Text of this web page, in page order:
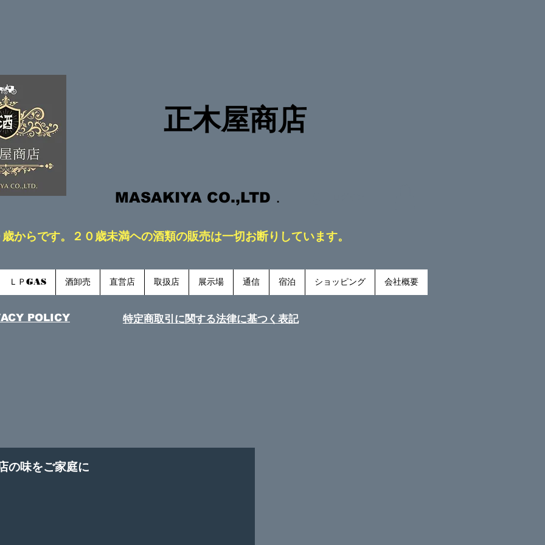
​正木屋商店
​MASAKIYA CO.,LTD．
からです。２０歳未満ヘの酒類の販売は一切お断りしています。
ＬＰGAS 酒卸売 直営店 取扱店 展示場 通信 宿泊 ショッピング 会社概要
POLICY 特定商取引に関する法律​に基つく表記
の味をご家庭に